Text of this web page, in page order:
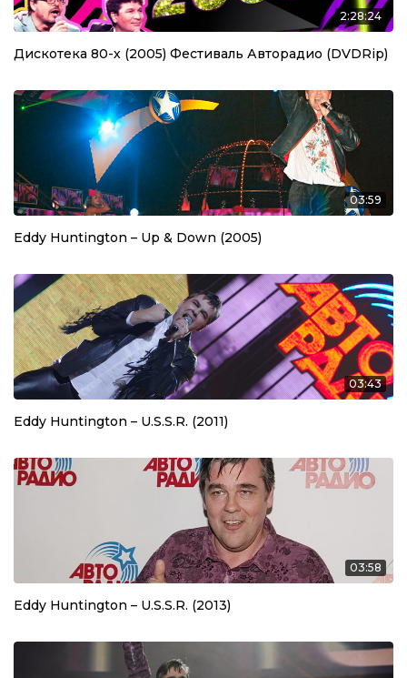
2:28:24
Дискотека 80-х (2005) Фестиваль Авторадио (DVDRip)
03:59
Eddy Huntington – Up & Down (2005)
03:43
Eddy Huntington – U.S.S.R. (2011)
03:58
Eddy Huntington – U.S.S.R. (2013)